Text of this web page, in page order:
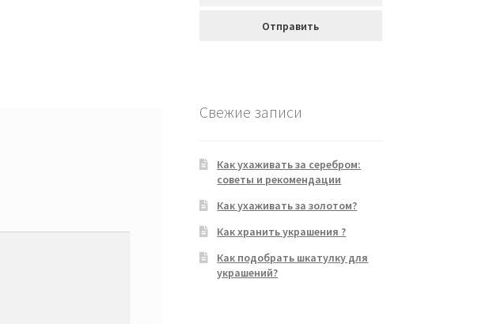
Свежие записи
Как ухаживать за серебром:
советы и рекомендации
Как ухаживать за золотом?
Как хранить украшения ?
Как подобрать шкатулку для
украшений?